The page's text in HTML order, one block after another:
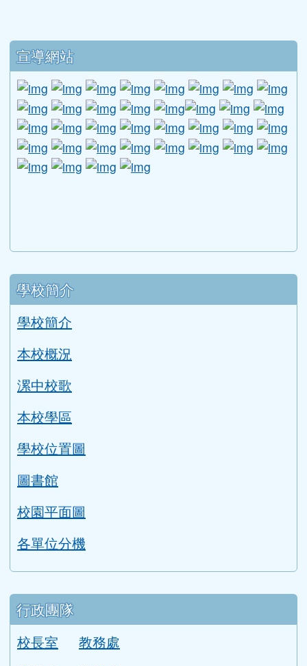
link to http://www.guide.edu.tw/
link to http://edufund.cyut.edu.tw \
link to http://link to https://www.ptskids.tw/ \
link to http://link to http://link to http://
link to
link to http://1950.tycg.gov.tw/ \
link to http://www.e-quit.org/ \
link to http://www.hpa.gov.tw/
link to http://
link to http://goo.gl/
link to http://
link to
link to http://www.2017twccprcescr.tw/
link to http://http://ifi.immigration.gov.tw/
link to https://i.win.org.tw/iWIN/
link to https://
link to http://link to https://
link to https://
link to
link to
link to https://dep.mohw.gov.tw/DOMHAOH/lp-3560-
link to https://dep.mohw.gov.tw/DOMHAOH/cp-
link to http://sgcc.tyc.edu.tw/tycsgcc/ \
link to =\ https://learning.swcb.gov.tw/
link to http://link to https://
link to https://
link to https://10000.gov.tw
link to https://eliteracy.edu.tw/Shorts/
link to https://friendlycampus.k12ea.gov.tw/
link to https://care.tyc.edu.tw/ _blank
link to https://energy.mt.ntnu.edu.tw/ \
左邊區域內容
學校簡介
本校概況
漯中校歌
本校學區
學校位置圖
圖書館
校園平面圖
各單位分機
校長室
學務處
總務處